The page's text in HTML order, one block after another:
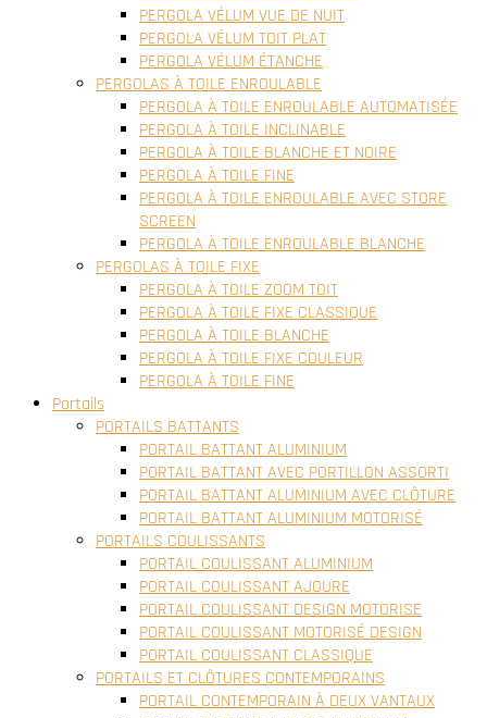
PERGOLA VÉLUM VUE DE NUIT
PERGOLA VÉLUM TOIT PLAT
PERGOLA VÉLUM ÉTANCHE
PERGOLAS À TOILE ENROULABLE
PERGOLA À TOILE ENROULABLE AUTOMATISÉE
PERGOLA À TOILE INCLINABLE
PERGOLA À TOILE BLANCHE ET NOIRE
PERGOLA À TOILE FINE
PERGOLA À TOILE ENROULABLE AVEC STORE
SCREEN
PERGOLA À TOILE ENROULABLE BLANCHE
PERGOLAS À TOILE FIXE
PERGOLA À TOILE ZOOM TOIT
PERGOLA À TOILE FIXE CLASSIQUE
PERGOLA À TOILE BLANCHE
PERGOLA À TOILE FIXE COULEUR
PERGOLA À TOILE FINE
Portails
PORTAILS BATTANTS
PORTAIL BATTANT ALUMINIUM
PORTAIL BATTANT AVEC PORTILLON ASSORTI
PORTAIL BATTANT ALUMINIUM AVEC CLÔTURE
PORTAIL BATTANT ALUMINIUM MOTORISÉ
PORTAILS COULISSANTS
PORTAIL COULISSANT ALUMINIUM
PORTAIL COULISSANT AJOURE
PORTAIL COULISSANT DESIGN MOTORISE
PORTAIL COULISSANT MOTORISÉ DESIGN
PORTAIL COULISSANT CLASSIQUE
PORTAILS ET CLÔTURES CONTEMPORAINS
PORTAIL CONTEMPORAIN À DEUX VANTAUX